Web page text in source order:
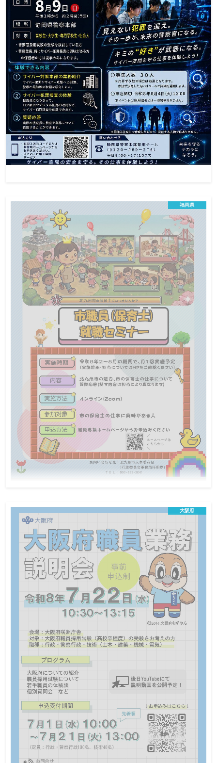
は、ぜひご参加ください！ 実際に働く職員の雰囲気も感じられます
ご応募お待ちしています
会場説明会 地方公務員
日程 2026年8月9日（日）13:00~15:00
対象
高校生・大学生・専門学校生・社会人
・警察官採用試験の受験を検討している方
・警察業務、特にサイバー犯罪捜査に興味がある方
※保護者の方は見学のみになります。
30人
令和8年8月4日(火)12:00
あなたの身近にも潜むサイバー犯罪。 最新の手口や被害を防ぐポイ
ントを含め、捜査員が業務のリアルを紹介し、サイバー犯罪捜査の模
擬体験も実施します
是非ご参加ください
福岡県
オンライン説明会
日程 この説明会は終了しました
対象 市の保育士の仕事に興味がある人
締切 令和8年7月16日（木曜日）8時30分まで
市職員（保育士）の仕事内容に興味のある方はもちろん、実際の
現場の雰囲気や待遇について知りたい方、その他、保育士として
働く上で聞いてみたいことなど、皆さんの知りたいにお答えしま
す！ 今年は８月まで毎月１回開催し、若手から所長経験者まで
様々なエピソードを持った職員が登壇予定です！ スケジュールは
確定次第公開しますので、是非、ご参加ください。
大阪府